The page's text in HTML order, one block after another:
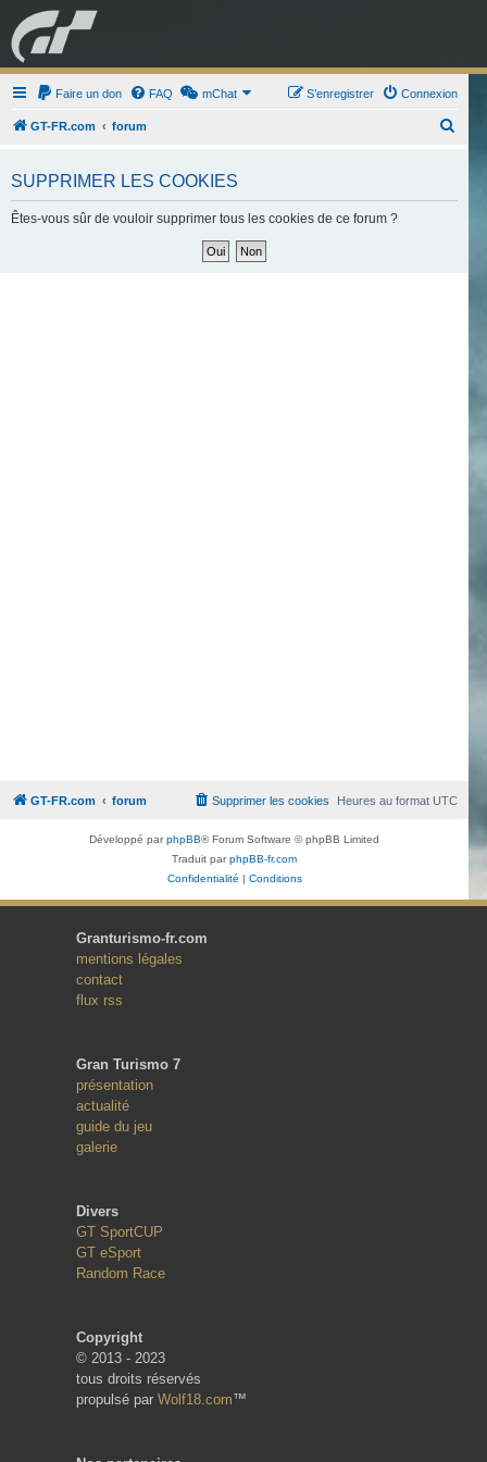
GRAN TURISMO FORUM
ESPORT BOUTIQUE
Faire un don FAQ mChat Connexion
S’enregistrer
GT-FR.com forum
h
SUPPRIMER LES COOKIES
Êtes-vous sûr de vouloir supprimer tous les cookies de ce forum ?
GT-FR.com forum Heures au formatUTC
Supprimer les cookies
Développé parphpBB® Forum Software © phpBB Limited
Traduit parphpBB-fr.com
Confidentialité | Conditions
Granturismo-fr.com
mentions légales
contact
flux rss
Gran Turismo 7
présentation
actualité
guide du jeu
galerie
Divers
GT SportCUP
GT eSport
Random Race
Copyright
© 2013 - 2023
tous droits réservés
propulsé par Wolf18.com™